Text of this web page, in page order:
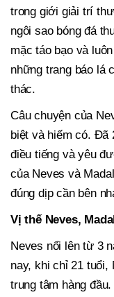
trong giới giải trí
ngôi sao bóng đá
mặc táo bạo và
những trang báo lá
thác.
Câu chuyện của
biệt và hiếm có. Đã
điều tiếng và yêu
của Neves và
đúng dịp cần bên
Vị thế Neves,
Neves nổi lên từ 3
nay, khi chỉ 21
trung tâm hàng